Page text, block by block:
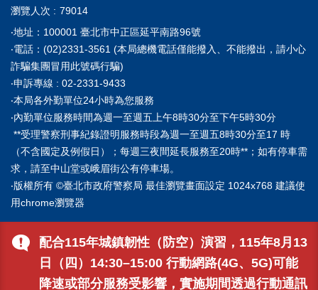
配合115年城鎮韌性（防空）演習，115年8月13
日（四）14:30–15:00 行動網路(4G、5G)可能
降速或部分服務受影響，實施期間透過行動通訊
瀏覽人次
79014
‧地址：100001 臺北市中正區延平南路96號
‧電話：(02)2331-3561 (本局總機電話僅能撥入、不能撥出，請小心
詐騙集團冒用此號碼行騙)
‧申訴專線 : 02-2331-9433
‧本局各外勤單位24小時為您服務
‧內勤單位服務時間為週一至週五上午8時30分至下午5時30分
**受理警察刑事紀錄證明服務時段為週一至週五8時30分至17 時
（不含國定及例假日）；每週三夜間延長服務至20時**；如有停車需
求，請至中山堂或峨眉街公有停車場。
‧版權所有 ©臺北市政府警察局 最佳瀏覽畫面設定 1024x768 建議使
用chrome瀏覽器